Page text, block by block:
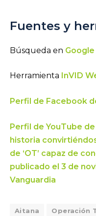
Fuentes y
Búsqueda en Google
Herramienta InVID
Perfil de Facebook
Perfil de YouTube
historia
de ‘OT’ capaz de
publicado el 3 de
Vanguardia
Aitana Operación